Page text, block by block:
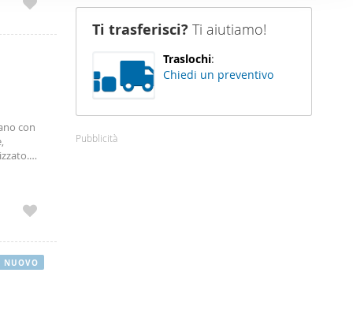
sito
loro
con
NUOVO
Ti trasferisci? Ti aiutiamo!
Traslochi:
Chiedi un preventivo
Pubblicità